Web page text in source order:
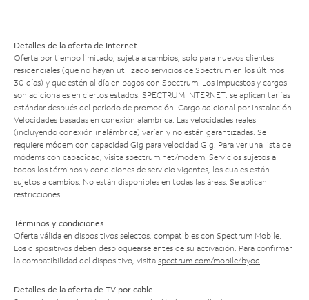
Detalles de la oferta de Internet
Oferta por tiempo limitado; sujeta a cambios; solo para nuevos clientes
residenciales (que no hayan utilizado servicios de Spectrum en los últimos
30 días) y que estén al día en pagos con Spectrum. Los impuestos y cargos
son adicionales en ciertos estados. SPECTRUM INTERNET: se aplican tarifas
estándar después del período de promoción. Cargo adicional por instalación.
Velocidades basadas en conexión alámbrica. Las velocidades reales
(incluyendo conexión inalámbrica) varían y no están garantizadas. Se
requiere módem con capacidad Gig para velocidad Gig. Para ver una lista de
módems con capacidad, visita spectrum.net/modem . Servicios sujetos a
todos los términos y condiciones de servicio vigentes, los cuales están
sujetos a cambios. No están disponibles en todas las áreas. Se aplican
restricciones.
Términos y condiciones
Oferta válida en dispositivos selectos, compatibles con Spectrum Mobile.
Los dispositivos deben desbloquearse antes de su activación. Para confirmar
la compatibilidad del dispositivo, visita spectrum.com/mobile/byod
Detalles de la oferta de TV por cable